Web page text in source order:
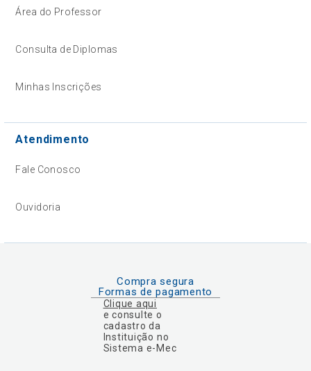
Área do Professor
Consulta de Diplomas
Minhas Inscrições
Atendimento
Fale Conosco
Ouvidoria
Compra segura
Formas de pagamento
Clique aqui
e consulte o
cadastro da
Instituição no
Sistema e-Mec